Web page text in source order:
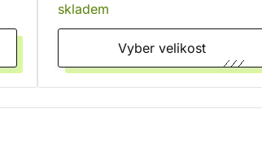
skladem
Vyber velikost